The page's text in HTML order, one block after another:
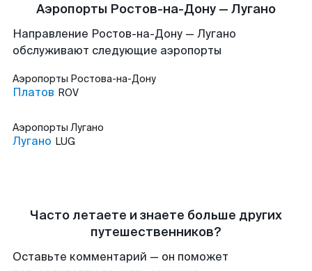
Аэропорты Ростов-на-Дону — Лугано
Направление Ростов-на-Дону — Лугано
обслуживают следующие аэропорты
Аэропорты Ростова-на-Дону
Платов ROV
Аэропорты Лугано
Лугано LUG
Часто летаете и знаете больше других
путешественников?
Оставьте комментарий — он поможет